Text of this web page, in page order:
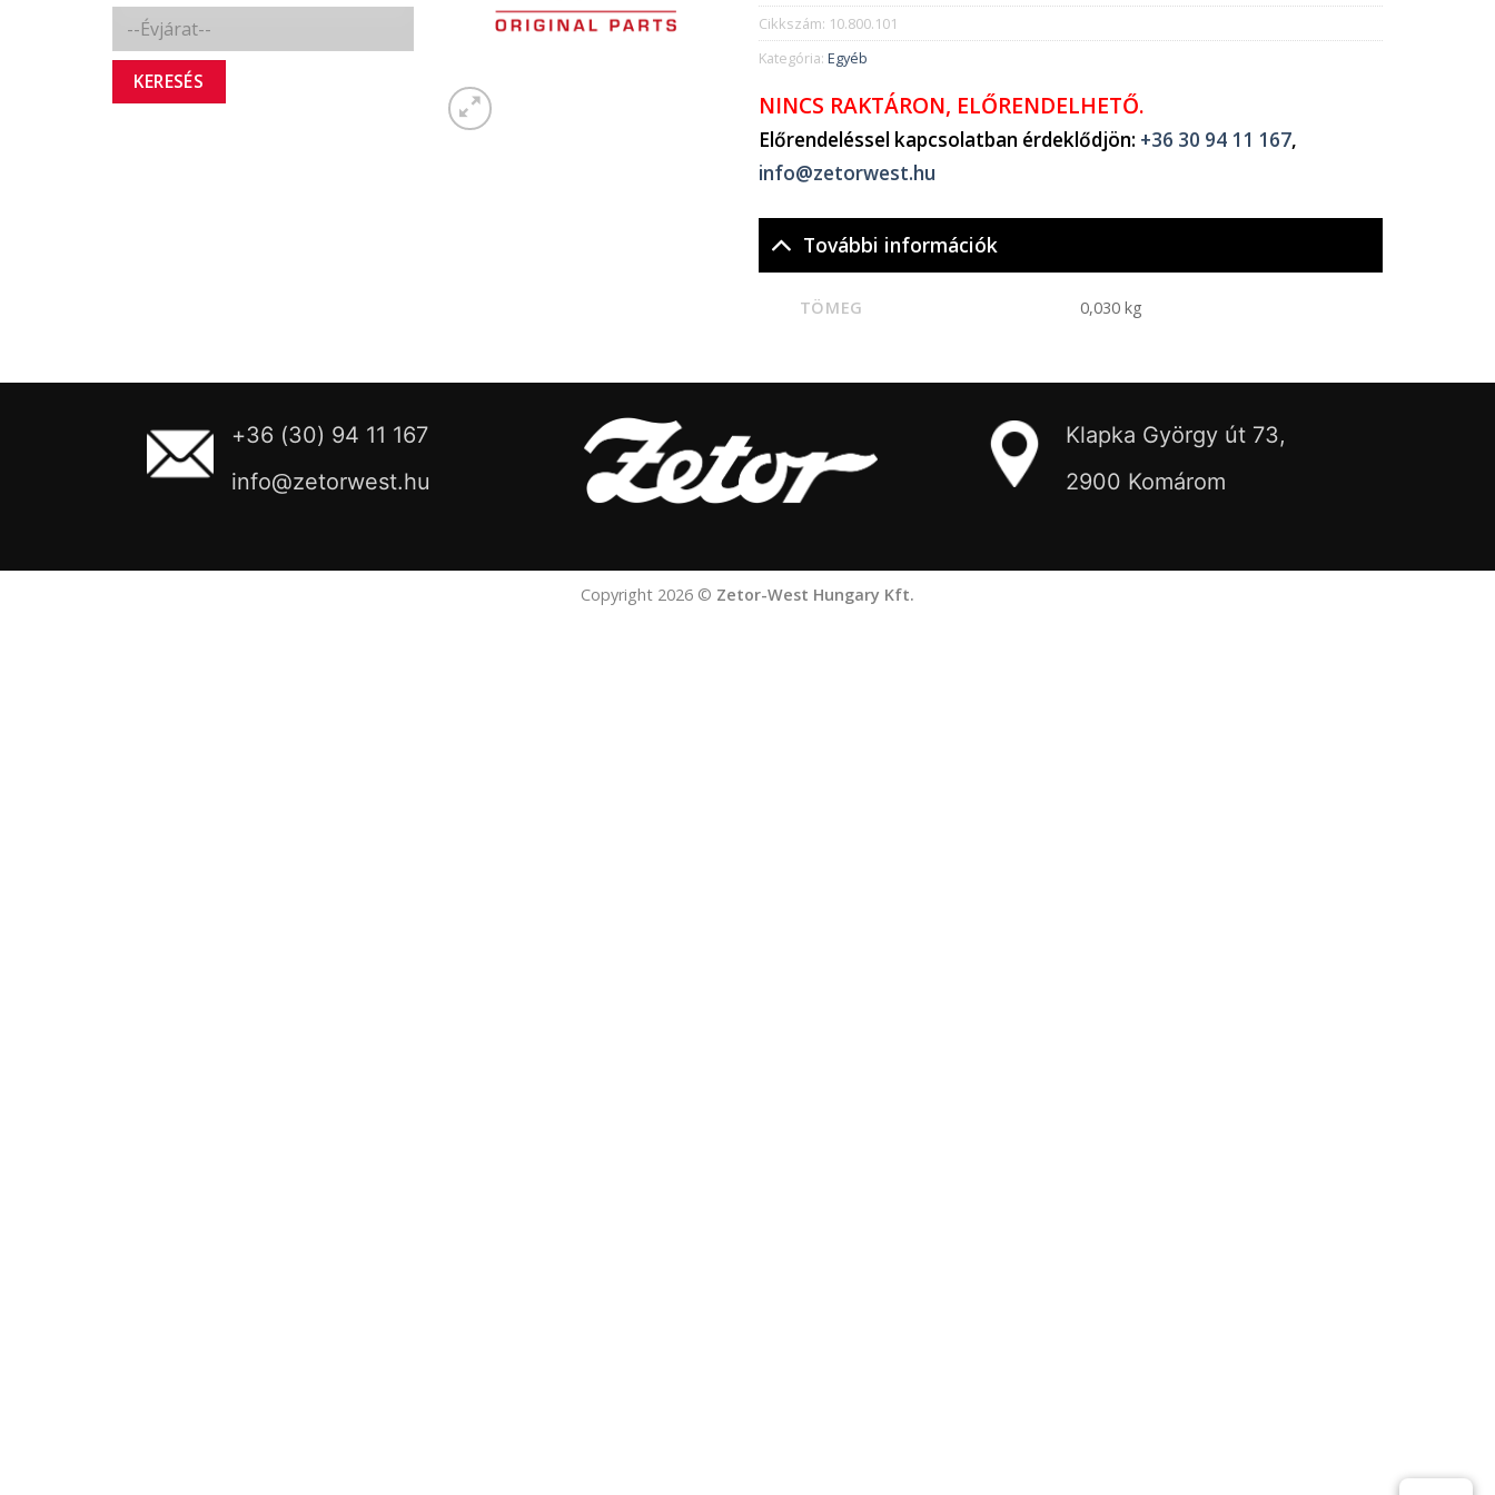
KERESÉS
Cikkszám: 10.800.101
Kategória: Egyéb
NINCS RAKTÁRON, ELŐRENDELHETŐ.
Előrendeléssel kapcsolatban érdeklődjön: +36 30 94 11 167,
info@zetorwest.hu
További információk
TÖMEG 0,030 kg
+36 (30) 94 11 167
info@zetorwest.hu
Klapka György út 73,
2900 Komárom
Copyright 2026 © Zetor-West Hungary Kft.